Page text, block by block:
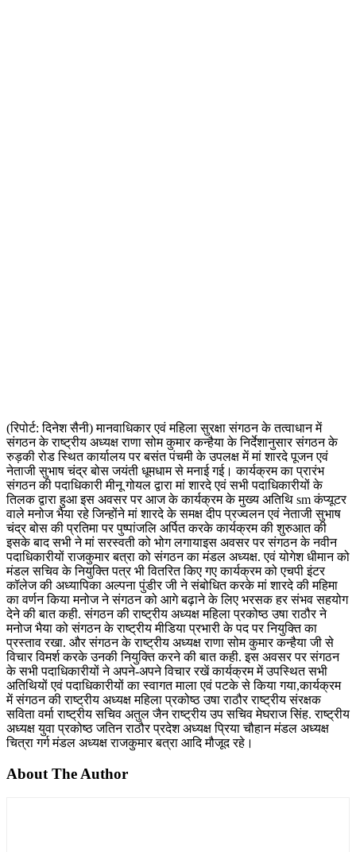
(रिपोर्ट: दिनेश सैनी) मानवाधिकार एवं महिला सुरक्षा संगठन के तत्वाधान में
संगठन के राष्ट्रीय अध्यक्ष राणा सोम कुमार कन्हैया के निर्देशानुसार संगठन के
रुड़की रोड स्थित कार्यालय पर बसंत पंचमी के उपलक्ष में मां शारदे पूजन एवं
नेताजी सुभाष चंद्र बोस जयंती धूमधाम से मनाई गई। कार्यक्रम का प्रारंभ
संगठन की पदाधिकारी मीनू गोयल द्वारा मां शारदे एवं सभी पदाधिकारीयों के
तिलक द्वारा हुआ इस अवसर पर आज के कार्यक्रम के मुख्य अतिथि sm कंप्यूटर
वाले मनोज भैया रहे जिन्होंने मां शारदे के समक्ष दीप प्रज्वलन एवं नेताजी सुभाष
चंद्र बोस की प्रतिमा पर पुष्पांजलि अर्पित करके कार्यक्रम की शुरुआत की
इसके बाद सभी ने मां सरस्वती को भोग लगायाइस अवसर पर संगठन के नवीन
पदाधिकारीयों राजकुमार बत्रा को संगठन का मंडल अध्यक्ष. एवं योगेश धीमान को
मंडल सचिव के नियुक्ति पत्र भी वितरित किए गए कार्यक्रम को एचपी इंटर
कॉलेज की अध्यापिका अल्पना पुंडीर जी ने संबोधित करके मां शारदे की महिमा
का वर्णन किया मनोज ने संगठन को आगे बढ़ाने के लिए भरसक हर संभव सहयोग
देने की बात कही. संगठन की राष्ट्रीय अध्यक्ष महिला प्रकोष्ठ उषा राठौर ने
मनोज भैया को संगठन के राष्ट्रीय मीडिया प्रभारी के पद पर नियुक्ति का
प्रस्ताव रखा. और संगठन के राष्ट्रीय अध्यक्ष राणा सोम कुमार कन्हैया जी से
विचार विमर्श करके उनकी नियुक्ति करने की बात कही. इस अवसर पर संगठन
के सभी पदाधिकारीयों ने अपने-अपने विचार रखें कार्यक्रम में उपस्थित सभी
अतिथियों एवं पदाधिकारीयों का स्वागत माला एवं पटके से किया गया,कार्यक्रम
में संगठन की राष्ट्रीय अध्यक्ष महिला प्रकोष्ठ उषा राठौर राष्ट्रीय संरक्षक
सविता वर्मा राष्ट्रीय सचिव अतुल जैन राष्ट्रीय उप सचिव मेघराज सिंह. राष्ट्रीय
अध्यक्ष युवा प्रकोष्ठ जतिन राठौर प्रदेश अध्यक्ष प्रिया चौहान मंडल अध्यक्ष
चित्रा गर्ग मंडल अध्यक्ष राजकुमार बत्रा आदि मौजूद रहे।
About The Author